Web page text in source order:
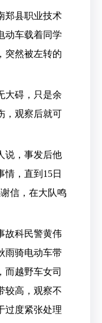
县职业技术
动车载着同学
突然被左转的
碍，只是余
，观察后就可
，事发后他
情，直到15日
信，在大队鸣
科民警黄伟
雨骑电动车带
而越野车女司
较高，观察不
过度紧张处理